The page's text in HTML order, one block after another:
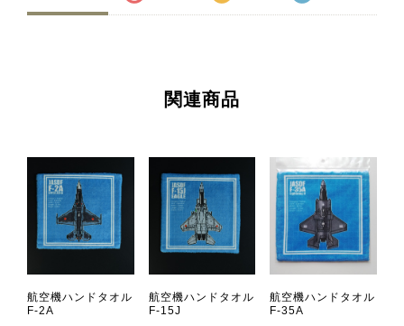
関連商品
航空機ハンドタオル
F-2A
航空機ハンドタオル
F-15J
航空機ハンドタオル
F-35A